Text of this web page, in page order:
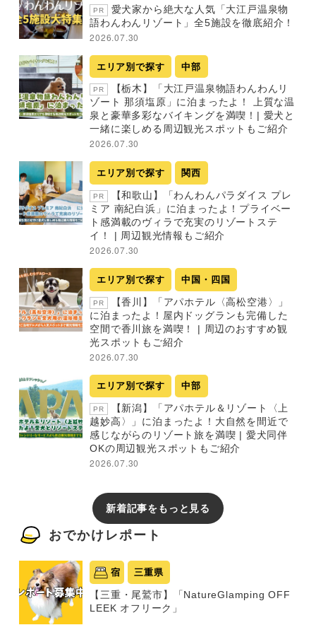
PR
愛犬家から絶大な人気「大江戸温泉物
語わんわんリゾート」全5施設を徹底紹介！
2026.07.30
エリア別で探す 中部
PR
【栃木】「大江戸温泉物語わんわんリ
ゾート 那須塩原」に泊まったよ！ 上質な温
泉と豪華多彩なバイキングを満喫！| 愛犬と
一緒に楽しめる周辺観光スポットもご紹介
2026.07.30
エリア別で探す 関西
PR
【和歌山】「わんわんパラダイス プレ
ミア 南紀白浜」に泊まったよ！プライベー
ト感満載のヴィラで充実のリゾートステ
イ！ | 周辺観光情報もご紹介
2026.07.30
エリア別で探す 中国・四国
PR
【香川】「アパホテル〈高松空港〉」
に泊まったよ！屋内ドッグランも完備した
空間で香川旅を満喫！ | 周辺のおすすめ観
光スポットもご紹介
2026.07.30
エリア別で探す 中部
PR
【新潟】「アパホテル＆リゾート〈上
越妙高〉」に泊まったよ！大自然を間近で
感じながらのリゾート旅を満喫 | 愛犬同伴
OKの周辺観光スポットもご紹介
2026.07.30
新着記事をもっと見る
おでかけレポート
宿 三重県
【三重・尾鷲市】「NatureGlamping OFF
LEEK オフリーク」